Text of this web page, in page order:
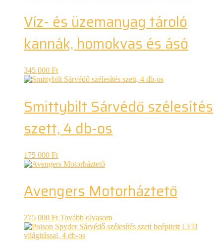
Víz- és üzemanyag tároló
kannák, homokvas és ásó
345 000 Ft
Smittybilt Sárvédő szélesítés
szett, 4 db-os
175 000 Ft
Avengers Motorháztető
275 000 Ft Tovább olvasom